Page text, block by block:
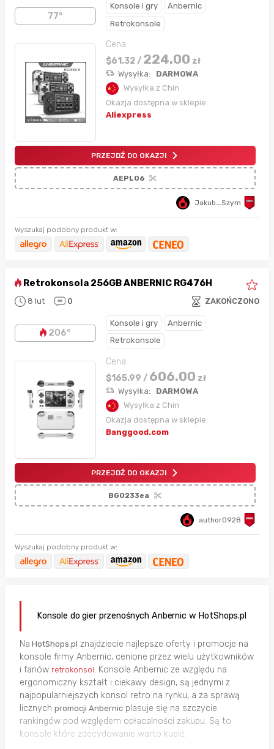
77°
Konsole i gry
Anbernic
Retrokonsole
Cena:
$61.32 / 224.00 zł
Wysyłka:
DARMOWA
Wysyłka z Chin
Okazja dostępna w sklepie:
Aliexpress
PRZEJDŹ DO OKAZJI
AEPL06
Jakub_Szym
Wyszukaj podobny produkt w:
Retrokonsola 256GB ANBERNIC RG476H
8 lut 0 ZAKOŃCZONO
206°
Konsole i gry
Anbernic
Retrokonsole
Cena:
$165.99 / 606.00 zł
Wysyłka:
DARMOWA
Wysyłka z Chin
Okazja dostępna w sklepie:
Banggood.com
PRZEJDŹ DO OKAZJI
BG0233ea
author0928
Wyszukaj podobny produkt w:
Konsole do gier przenośnych Anbernic w HotShops.pl
Na HotShops.pl znajdziecie najlepsze oferty i promocje na
konsole firmy Anbernic, cenione przez wielu użytkowników
i fanów retrokonsol. Konsole Anbernic ze względu na
ergonomiczny kształt i ciekawy design, są jednymi z
najpopularniejszych konsol retro na rynku, a za sprawą
licznych promocji Anbernic plasuje się na szczycie
rankingów pod względem opłacalności zakupu. Są to
konsole które zdecydowanie warto kupić.